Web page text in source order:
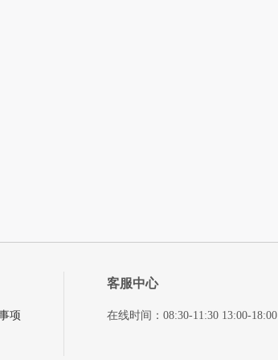
项
客服中心
在线时间：08:30-11:30 13:00-18:00